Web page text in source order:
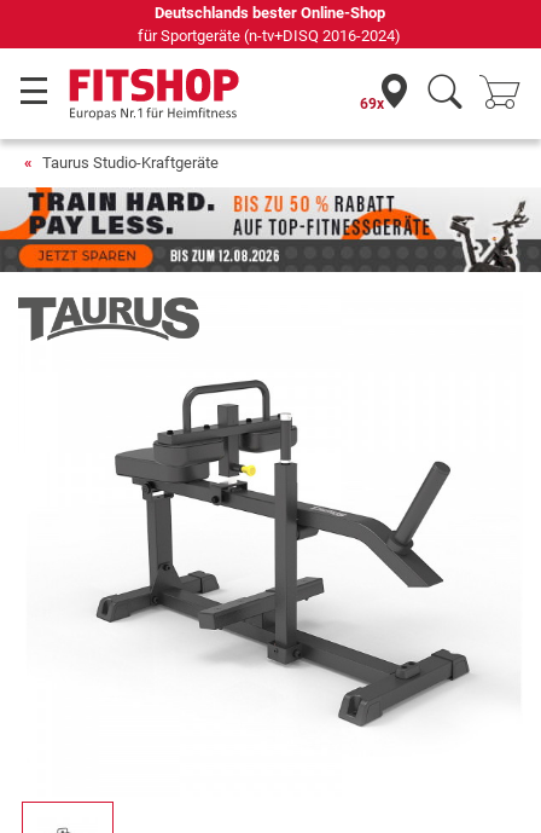
69 Fachmärkte vor Ort mit 75 eigenen Servicetechnikern
69x
Taurus Studio-Kraftgeräte